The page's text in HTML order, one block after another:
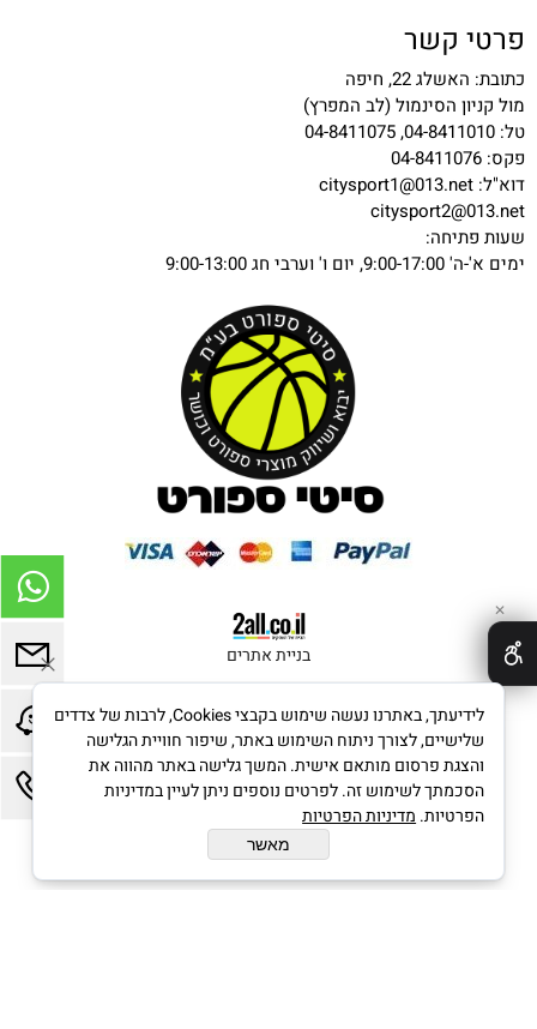
פרטי קשר
כתובת: האשלג 22, חיפה
מול קניון הסינמול (לב המפרץ)
טל: 04-8411010, 04-8411075
פקס: 04-8411076
דוא"ל: citysport1@013.net
citysport2@013.net
שעות פתיחה:
ימים א'-ה' 9:00-17:00, יום ו' וערבי חג 9:00-13:00
בניית אתרים
✕
לידיעתך, באתרנו נעשה שימוש בקבצי Cookies, לרבות של צדדים
שלישיים, לצורך ניתוח השימוש באתר, שיפור חוויית הגלישה
והצגת פרסום מותאם אישית. המשך גלישה באתר מהווה את
הסכמתך לשימוש זה. לפרטים נוספים ניתן לעיין במדיניות
הפרטיות. מדיניות הפרטיות
מאשר